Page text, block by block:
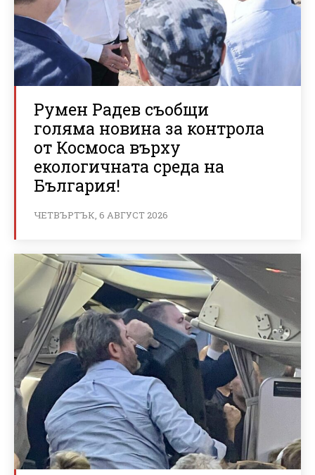
Румен Радев съобщи
голяма новина за контрола
от Космоса върху
екологичната среда на
България!
ЧЕТВЪРТЪК, 6 АВГУСТ 2026